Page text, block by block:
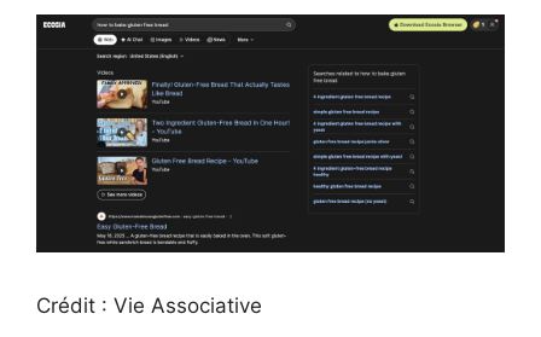
Crédit : Vie Associative